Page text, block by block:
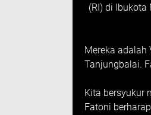
(RI) di Ibukota
Mereka adalah
Tanjungbalai.
Kita bersyukur
Fatoni